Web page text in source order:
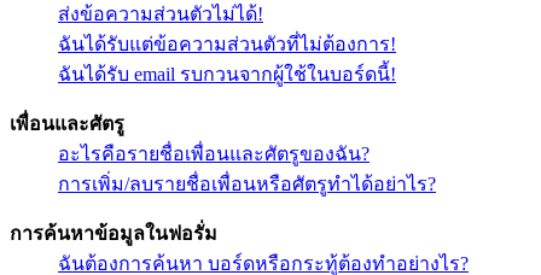
ส่งข้อความส่วนตัวไม่ได้!
ฉันได้รับแต่ข้อความส่วนตัวที่ไม่ต้องการ!
ฉันได้รับ email รบกวนจากผู้ใช้ในบอร์ดนี้!
เพื่อนและศัตรู
อะไรคือรายชื่อเพื่อนและศัตรูของฉัน?
การเพิ่ม/ลบรายชื่อเพื่อนหรือศัตรูทำได้อย่าไร?
การค้นหาข้อมูลในฟอรั่ม
ฉันต้องการค้นหา บอร์ดหรือกระทู้ต้องทำอย่างไร?